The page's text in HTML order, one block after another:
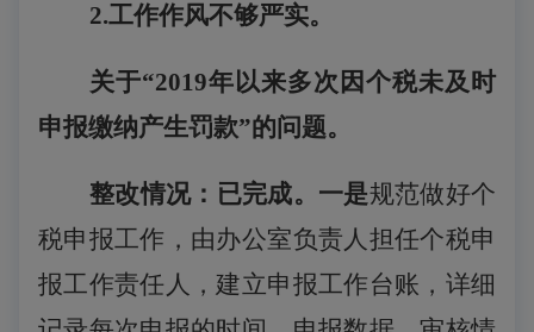
2.工作作风不够严实。
关于“2019年以来多次因个税未及时
申报缴纳产生罚款”的问题。
整改情况：已完成。一是规范做好个
税申报工作，由办公室负责人担任个税申
报工作责任人，建立申报工作台账，详细